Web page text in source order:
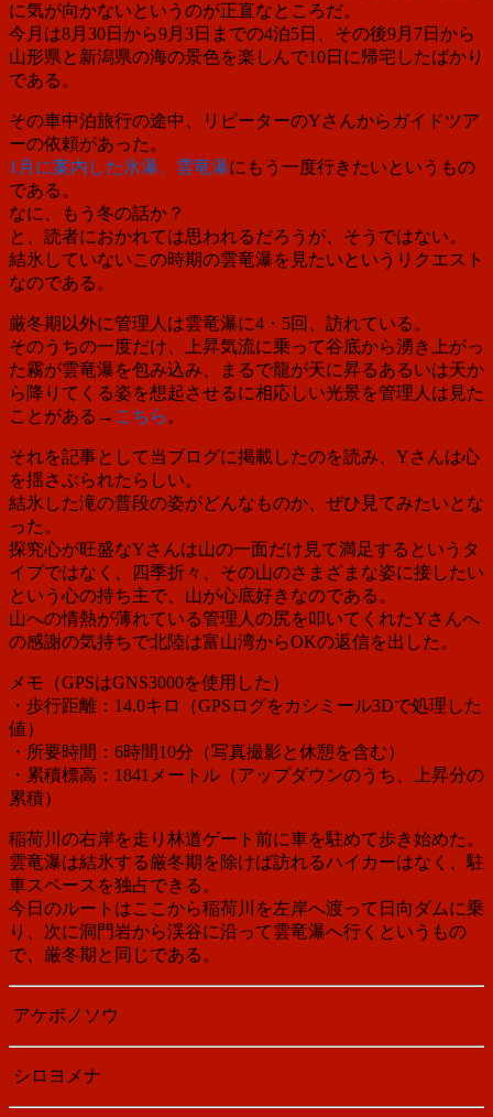
に気が向かないというのが正直なところだ。
今月は8月30日から9月3日までの4泊5日、その後9月7日から
山形県と新潟県の海の景色を楽しんで10日に帰宅したばかり
である。
その車中泊旅行の途中、リピーターのYさんからガイドツア
ーの依頼があった。
1月に案内した氷瀑、雲竜瀑にもう一度行きたいというもの
である。
なに、もう冬の話か？
と、読者におかれては思われるだろうが、そうではない。
結氷していないこの時期の雲竜瀑を見たいというリクエスト
なのである。
厳冬期以外に管理人は雲竜瀑に4・5回、訪れている。
そのうちの一度だけ、上昇気流に乗って谷底から湧き上がっ
た霧が雲竜瀑を包み込み、まるで龍が天に昇るあるいは天か
ら降りてくる姿を想起させるに相応しい光景を管理人は見た
ことがある→ こちら 。
それを記事として当ブログに掲載したのを読み、Yさんは心
を揺さぶられたらしい。
結氷した滝の普段の姿がどんなものか、ぜひ見てみたいとな
った。
探究心が旺盛なYさんは山の一面だけ見て満足するというタ
イプではなく、四季折々、その山のさまざまな姿に接したい
という心の持ち主で、山が心底好きなのである。
山への情熱が薄れている管理人の尻を叩いてくれたYさんへ
の感謝の気持ちで北陸は富山湾からOKの返信を出した。
メモ（GPSはGNS3000を使用した）
・歩行距離：14.0キロ（GPSログをカシミール3Dで処理した
値）
・所要時間：6時間10分（写真撮影と休憩を含む）
・累積標高：1841メートル（アップダウンのうち、上昇分の
累積）
稲荷川の右岸を走り林道ゲート前に車を駐めて歩き始めた。
雲竜瀑は結氷する厳冬期を除けば訪れるハイカーはなく、駐
車スペースを独占できる。
今日のルートはここから稲荷川を左岸へ渡って日向ダムに乗
り、次に洞門岩から渓谷に沿って雲竜瀑へ行くというもの
で、厳冬期と同じである。
アケボノソウ
シロヨメナ